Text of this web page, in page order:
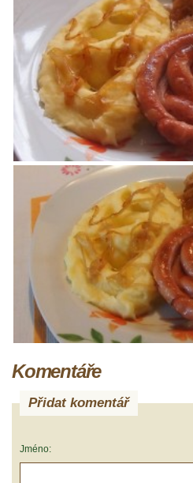
Komentáře
Přidat komentář
Jméno: